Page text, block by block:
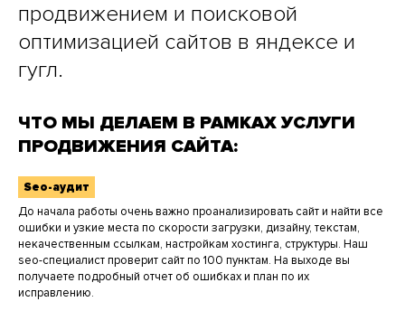
продвижением и поисковой
оптимизацией сайтов в яндексе и
гугл.
ЧТО МЫ ДЕЛАЕМ В РАМКАХ УСЛУГИ
ПРОДВИЖЕНИЯ САЙТА:
Seo-аудит
До начала работы очень важно проанализировать сайт и найти все
ошибки и узкие места по скорости загрузки, дизайну, текстам,
некачественным ссылкам, настройкам хостинга, структуры. Наш
seo-специалист проверит сайт по 100 пунктам. На выходе вы
получаете подробный отчет об ошибках и план по их
исправлению.